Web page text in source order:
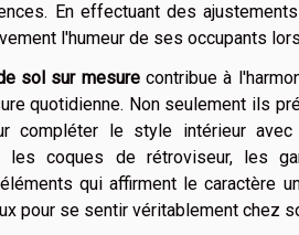
En effectuant des
l'humeur de ses occupants
sol sur mesurecontribue à
quotidienne. Non seulement ils
compléter le style intérieur
les coques de rétroviseur, les
qui affirment le caractère
pour se sentir véritablement chez